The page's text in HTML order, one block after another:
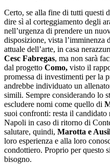
Certo, se alla fine di tutti questi
dire sì al corteggiamento degli
nell’urgenza di prendere un
disposizione, vista
attuale dell’arte, in casa
Cesc Fabregas, ma non sarà
dal progetto Como, visto il
promessa di investimenti per la
andrebbe individuato un
simili. Sempre considerando lo
escludere nomi come quello di
suoi confronti: resta il candidato
Napoli in caso di ritorno di
salutare, quindi, Marotta e
loro esperienza e alla loro
condottiero. Proprio per questo
bisogno.